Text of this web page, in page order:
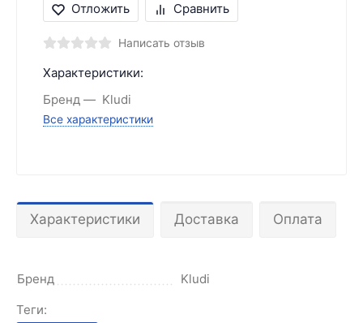
Отложить Сравнить
Написать отзыв
Характеристики:
Бренд
Kludi
Все характеристики
Характеристики Доставка Оплата
Бренд
Kludi
Теги: